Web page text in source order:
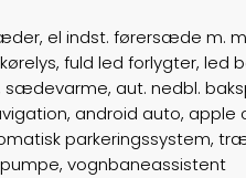
el indst. førersæde m.
fuld led forlygter, led
aut. nedbl.
android auto, apple
parkeringssystem,
vognbaneassistent